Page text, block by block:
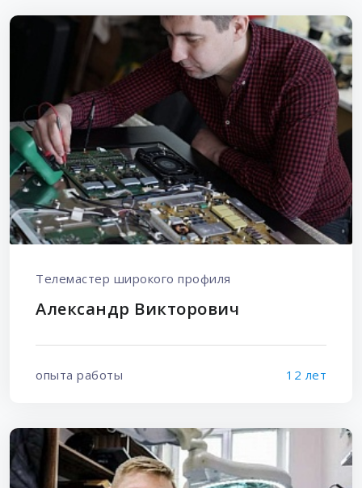
Телемастер широкого профиля
Александр Викторович
опыта работы 12 лет